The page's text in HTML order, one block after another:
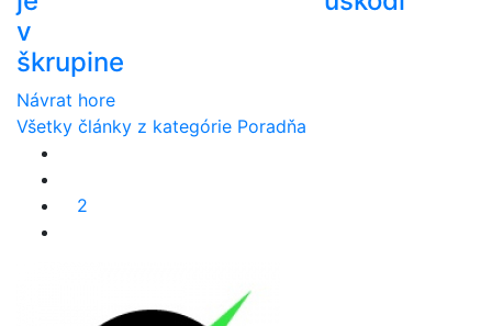
v
škrupine
Návrat hore
Všetky články z kategórie Poradňa
2